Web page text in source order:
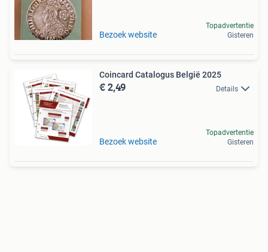
Bezoek website
Topadvertentie
Gisteren
Coincard Catalogus België 2025
€ 2,49 Details
Bezoek website
Topadvertentie
Gisteren